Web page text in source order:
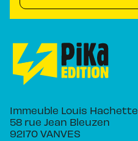
Immeuble Louis Hachette
58 rue Jean Bleuzen
92170 VANVES